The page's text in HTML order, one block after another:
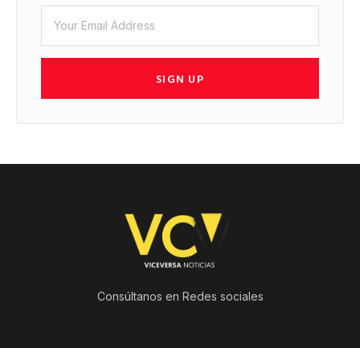
SIGN UP
Consúltanos en Redes sociales